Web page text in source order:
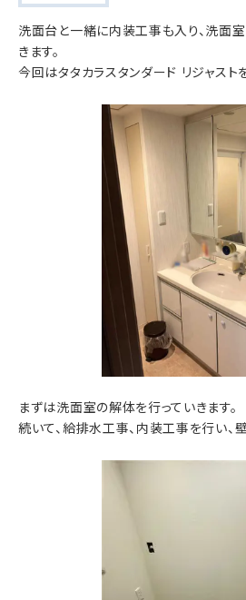
洗面台と一緒に内装工事も入り、洗面
きます。
今回はタタカラスタンダード リジャスト
まずは洗面室の解体を行っていきます。
続いて、給排水工事、内装工事を行い、